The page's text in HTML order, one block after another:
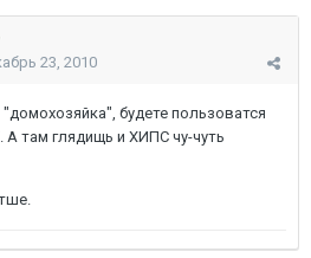
23, 2010
будете пользоватся
А там глядищь и ХИПС чу-чуть